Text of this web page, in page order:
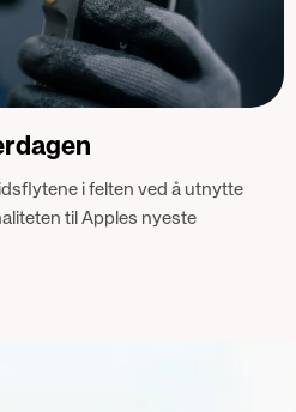
i felten ved å utnytte
til Apples nyeste